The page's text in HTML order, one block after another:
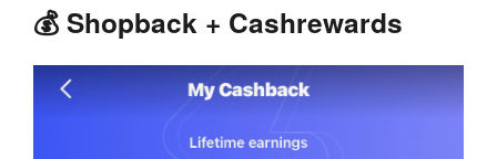
💰 Shopback + Cashrewards